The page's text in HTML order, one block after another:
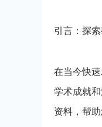
引言：探
在当今快
学术成就
资料，帮